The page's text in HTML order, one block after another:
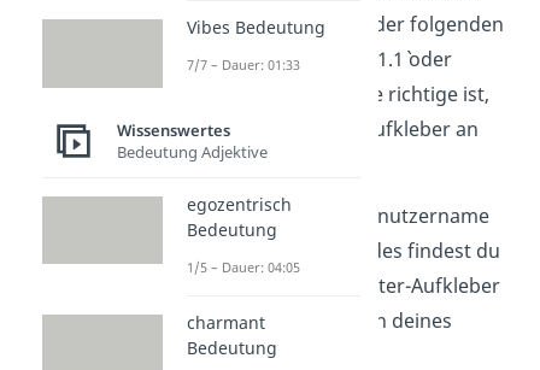
deines Browsers eine der folgenden
Adressen ein: `192.168.1.1` oder
`192.168.0.1`. Welche die richtige ist,
steht meist auf dem Aufkleber an
deinem Router.
3.Anmelden— Gib Benutzername
und Passwort ein. Beides findest du
ebenfalls auf dem Router-Aufkleber
oder in den Unterlagen deines
Internetanbieters.
Vibes Bedeutung
7/7 – Dauer: 01:33
Wissenswertes
Bedeutung Adjektive
egozentrisch
Bedeutung
1/5 – Dauer: 04:05
charmant
Bedeutung